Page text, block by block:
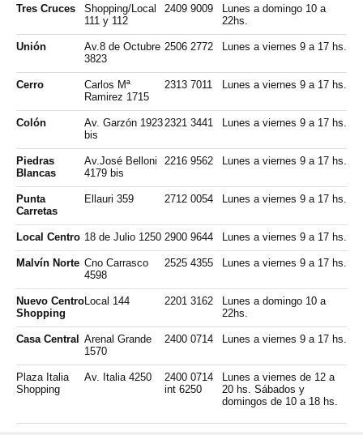
Tres Cruces
Shopping/Local
111 y 112
2409 9009
Lunes a domingo 10 a
22hs.
Unión
Av.8 de Octubre
3823
2506 2772 Lunes a viernes 9 a 17 hs.
Cerro
Carlos Mª
Ramirez 1715
2313 7011 Lunes a viernes 9 a 17 hs.
Colón
Av. Garzón 1923
bis
2321 3441 Lunes a viernes 9 a 17 hs.
Piedras
Blancas
Av.José Belloni
4179 bis
2216 9562 Lunes a viernes 9 a 17 hs.
Punta
Carretas
Ellauri 359 2712 0054 Lunes a viernes 9 a 17 hs.
Local Centro 18 de Julio 1250 2900 9644 Lunes a viernes 9 a 17 hs.
Malvín Norte Cno Carrasco
4598
2525 4355 Lunes a viernes 9 a 17 hs.
Nuevo Centro
Shopping
Local 144 2201 3162
Lunes a domingo 10 a
22hs.
Casa Central
Arenal Grande
1570
2400 0714 Lunes a viernes 9 a 17 hs.
Plaza Italia
Shopping
Av. Italia 4250
2400 0714
int 6250
Lunes a viernes de 12 a
20 hs. Sábados y
domingos de 10 a 18 hs.